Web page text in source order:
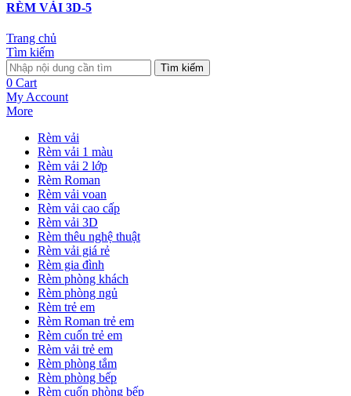
RÈM VẢI 3D-5
Trang chủ
Tìm kiếm
Tìm kiếm
0 Cart
My Account
More
Rèm vải
Rèm vải 1 màu
Rèm vải 2 lớp
Rèm Roman
Rèm vải voan
Rèm vải cao cấp
Rèm vải 3D
Rèm thêu nghệ thuật
Rèm vải giá rẻ
Rèm gia đình
Rèm phòng khách
Rèm phòng ngủ
Rèm trẻ em
Rèm Roman trẻ em
Rèm cuốn trẻ em
Rèm vải trẻ em
Rèm phòng tắm
Rèm phòng bếp
Rèm cuốn phòng bếp